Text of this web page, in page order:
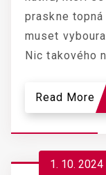
praskne
muset
Nic takového
Read More
1. 10. 2024